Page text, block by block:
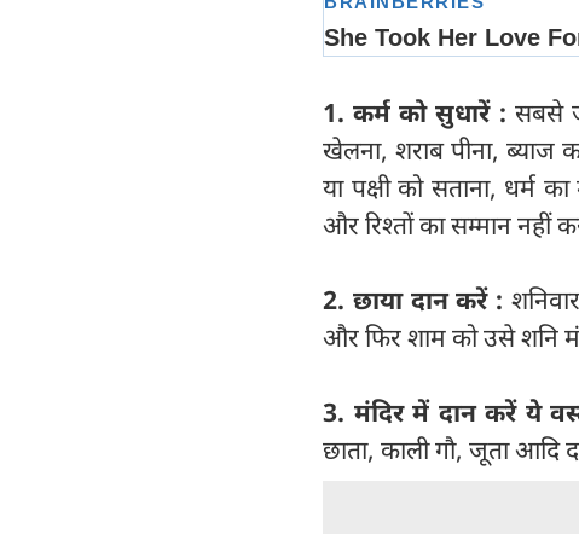
1. कर्म को सुधारें : सबसे
खेलना, शराब पीना, ब्याज
या पक्षी को सताना, धर्म
और रिश्तों का सम्मान नहीं
2. छाया दान करें :
और फिर शाम को उसे शनि
3. मंदिर में दान करें ये
छाता, काली गौ, जूता आदि